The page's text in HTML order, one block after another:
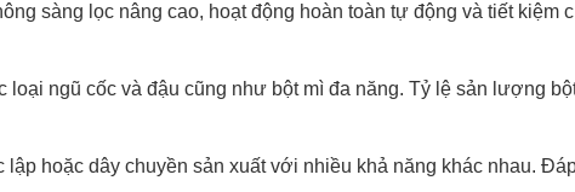
sàng lọc nâng cao, hoạt động hoàn toàn tự động và tiết kiệm
loại ngũ cốc và đậu cũng như bột mì đa năng. Tỷ lệ sản lượng
hoặc dây chuyền sản xuất với nhiều khả năng khác nhau.